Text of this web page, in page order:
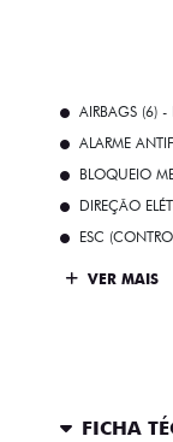
AIRBAGS (6) -
ALARME
BLOQUEIO
DIREÇÃO
ESC
VER MAIS
FICHA